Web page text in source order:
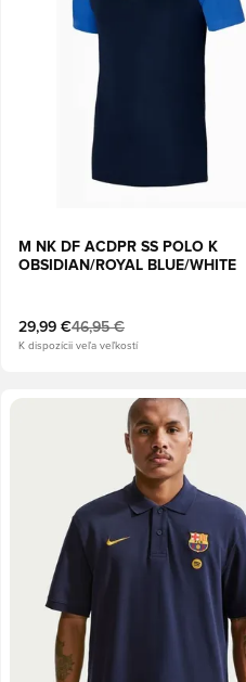
M NK DF ACDPR SS POLO K
OBSIDIAN/ROYAL BLUE/WHITE
29,99 €46,95 €
K dispozícii veľa veľkostí
ako člen
Otvorí modál na prihlásenie